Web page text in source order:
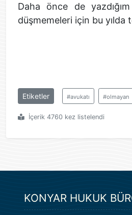
Daha önce de
düşmemeleri için bu yılda
Etiketler #avukatı #olmayan
İçerik 4760 kez listelendi
KONYAR HUKUK